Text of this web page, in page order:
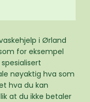
i Ørland
for eksempel
nøyaktig hva som
hva du kan
at du ikke betaler